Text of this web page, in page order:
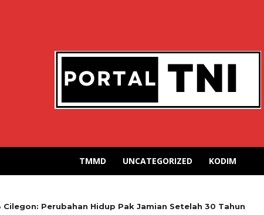
TMMD UNCATEGORIZED KODIM
Cilegon: Perubahan Hidup Pak Jamian Setelah 30 Tahun